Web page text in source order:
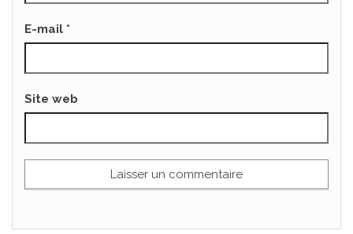
E-mail *
Site web